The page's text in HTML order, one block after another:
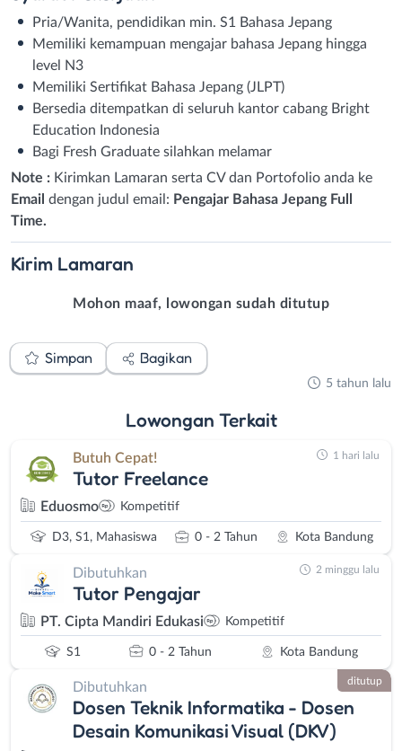
Pria/Wanita, pendidikan min. S1 Bahasa Jepang
Memiliki kemampuan mengajar bahasa Jepang hingga
level N3
Memiliki Sertifikat Bahasa Jepang (JLPT)
Bersedia ditempatkan di seluruh kantor cabang Bright
Education Indonesia
Bagi Fresh Graduate silahkan melamar
Note : Kirimkan Lamaran serta CV dan Portofolio anda ke
Email dengan judul email: Pengajar Bahasa Jepang Full
Time.
Kirim Lamaran
Mohon maaf, lowongan sudah ditutup
Simpan Bagikan
5 tahun lalu
Lowongan Terkait
Butuh Cepat!
Tutor Freelance
Eduosmo Kompetitif
D3, S1, Mahasiswa 0 - 2 Tahun Kota Bandung
1 hari lalu
Dibutuhkan
Tutor Pengajar
PT. Cipta Mandiri Edukasi Kompetitif
S1 0 - 2 Tahun Kota Bandung
2 minggu lalu
Dibutuhkan
Dosen Teknik Informatika - Dosen
Desain Komunikasi Visual (DKV)
ditutup